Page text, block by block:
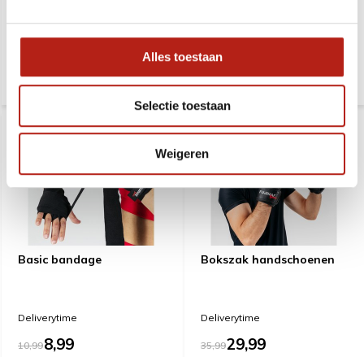
Alles toestaan
Selectie toestaan
Weigeren
39,99
Basic bandage
Deliverytime
10,998,99
Bokszak handschoenen
Deliverytime
35,9929,99